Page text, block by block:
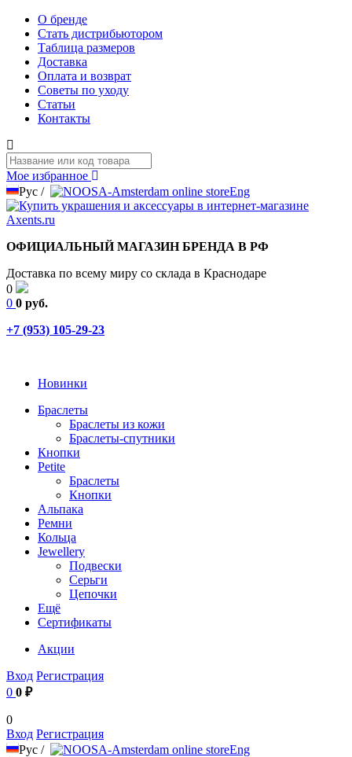
О бренде
Стать дистрибьютором
Таблица размеров
Доставка
Оплата и возврат
Советы по уходу
Статьи
Контакты
Мое избранное
Рус / Eng
ОФИЦИАЛЬНЫЙ МАГАЗИН БРЕНДА В РФ
Доставка по всему миру со склада в Краснодаре
0
0 0 руб.
+7 (953) 105-29-23
Новинки
Браслеты
Браслеты из кожи
Браслеты-спутники
Кнопки
Petite
Браслеты
Кнопки
Альпака
Ремни
Кольца
Jewellery
Подвески
Серьги
Цепочки
Ещё
Сертификаты
Акции
Вход Регистрация
0 0 ₽
0
Вход Регистрация
Рус / Eng